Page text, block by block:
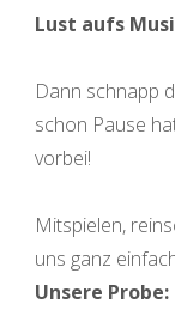
Lust aufs
Dann schnapp
schon Pause
vorbei!
Mitspielen,
uns ganz
Unsere